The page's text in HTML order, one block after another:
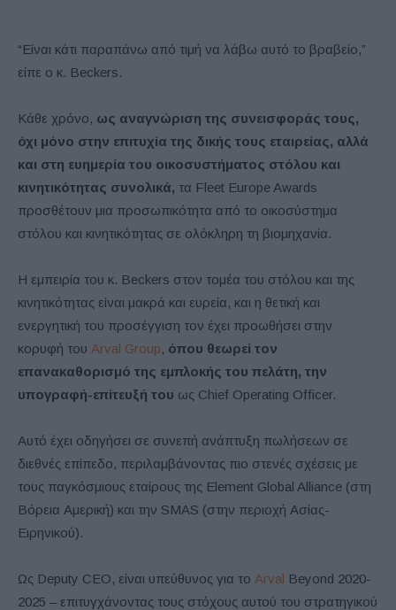
“Είναι κάτι παραπάνω από τιμή να λάβω αυτό το βραβείο,”
είπε ο κ. Beckers.
Κάθε χρόνο, ως αναγνώριση της συνεισφοράς τους,
όχι μόνο στην επιτυχία της δικής τους εταιρείας, αλλά
και στη ευημερία του οικοσυστήματος στόλου και
κινητικότητας συνολικά, τα Fleet Europe Awards
προσθέτουν μια προσωπικότητα από το οικοσύστημα
στόλου και κινητικότητας σε ολόκληρη τη βιομηχανία.
Η εμπειρία του κ. Beckers στον τομέα του στόλου και της
κινητικότητας είναι μακρά και ευρεία, και η θετική και
ενεργητική του προσέγγιση τον έχει προωθήσει στην
κορυφή του Arval Group, όπου θεωρεί τον
επανακαθορισμό της εμπλοκής του πελάτη, την
υπογραφή-επίτευξή του ως Chief Operating Officer.
Αυτό έχει οδηγήσει σε συνεπή ανάπτυξη πωλήσεων σε
διεθνές επίπεδο, περιλαμβάνοντας πιο στενές σχέσεις με
τους παγκόσμιους εταίρους της Element Global Alliance (στη
Βόρεια Αμερική) και την SMAS (στην περιοχή Ασίας-
Ειρηνικού).
Ως Deputy CEO, είναι υπεύθυνος για το Arval Beyond 2020-
2025 – επιτυγχάνοντας τους στόχους αυτού του στρατηγικού